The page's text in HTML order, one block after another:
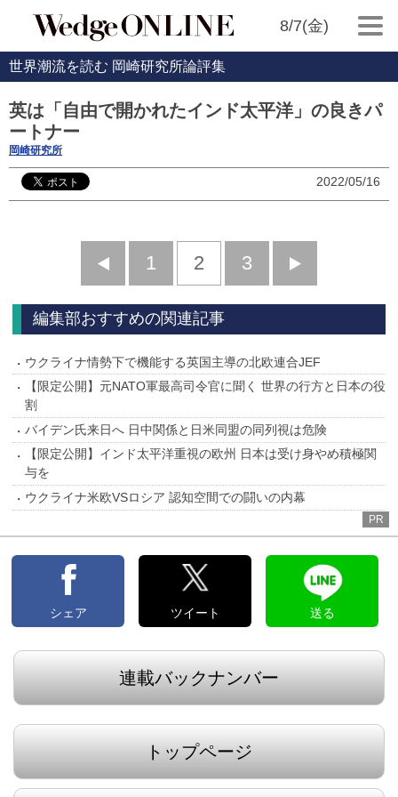
8/7(金)
世界潮流を読む 岡崎研究所論評集
英は「自由で開かれたインド太平洋」の良きパ
ートナー
岡崎研究所
2022/05/16
前
へ
1 2 3
へ
編集部おすすめの関連記事
ウクライナ情勢下で機能する英国主導の北欧連合JEF
【限定公開】元NATO軍最高司令官に聞く 世界の行方と日本の役
割
バイデン氏来日へ 日中関係と日米同盟の同列視は危険
【限定公開】インド太平洋重視の欧州 日本は受け身やめ積極関
与を
ウクライナ米欧VSロシア 認知空間での闘いの内幕
PR
シェア ツイート 送る
連載バックナンバー
トップページ